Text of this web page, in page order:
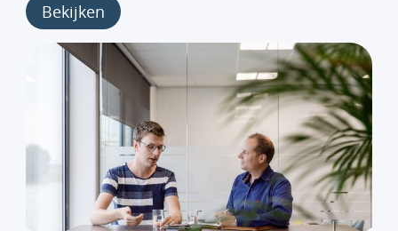
Bekijken